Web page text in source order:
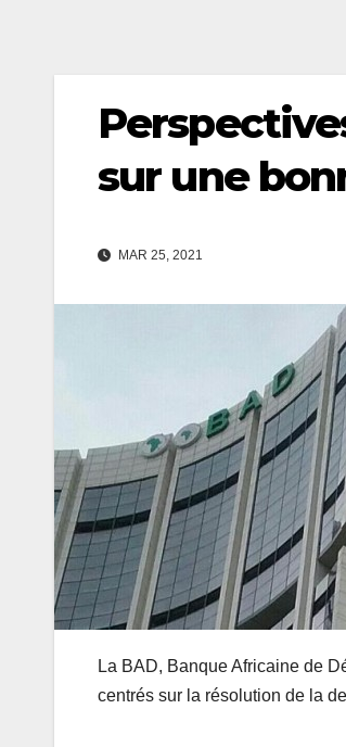
sur une
MAR 25, 2021
La BAD, Banque Africaine de
centrés sur la résolution de la